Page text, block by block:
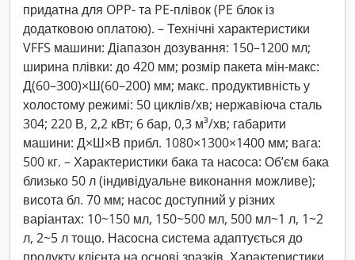
придатна для OPP- та PE-плівок (PE блок із
додатковою оплатою). – Технічні характеристики
VFFS машини: Діапазон дозування: 150–1200 мл;
ширина плівки: до 420 мм; розмір пакета мін-макс:
Д(60–300)×Ш(60–200) мм; макс. продуктивність у
холостому режимі: 50 циклів/хв; нержавіюча сталь
304; 220 В, 2,2 кВт; 6 бар, 0,3 м³/хв; габарити
машини: Д×Ш×В прибл. 1080×1300×1400 мм; вага:
500 кг. – Характеристики бака та насоса: Обʼєм бака
близько 50 л (індивідуальне виконання можливе);
висота бл. 70 мм; насос доступний у різних
варіантах: 10~150 мл, 150~500 мл, 500 мл~1 л, 1~2
л, 2~5 л тощо. Насосна система адаптується до